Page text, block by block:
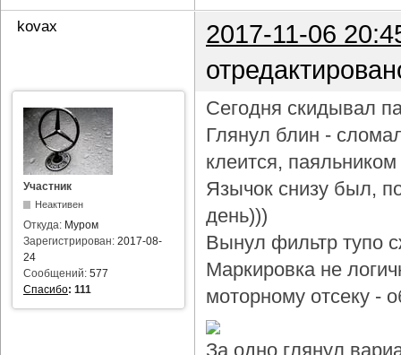
kovax
2017-11-06
Участник
Неактивен
Откуда: Муром
Зарегистрирован: 2017-08-
24
Сообщений: 577
Спасибо: 111
Сегодня скидывал
Глянул блин -
клеится,
Язычок снизу был,
день)))
Вынул фильтр тупо
Маркировка не
моторному отсеку -
За одно глянул